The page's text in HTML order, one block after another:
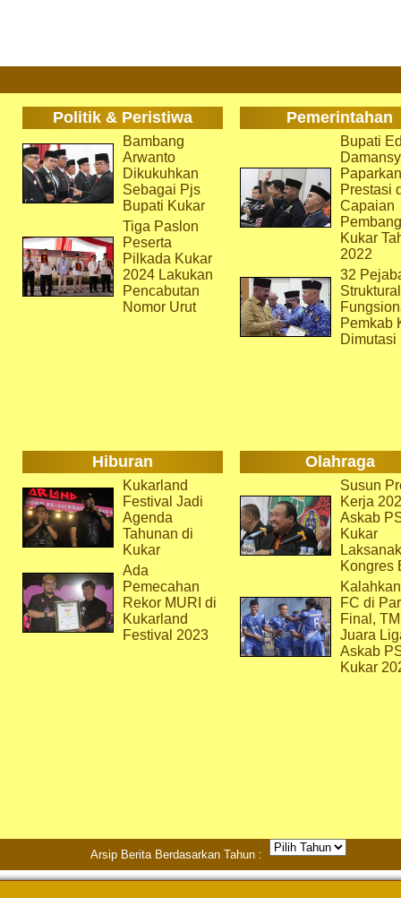
Politik & Peristiwa Pemerintahan
Bambang
Arwanto
Dikukuhkan
Sebagai Pjs
Bupati Kukar
Tiga Paslon
Peserta
Pilkada Kukar
2024 Lakukan
Pencabutan
Nomor Urut
Bupati
Paparkan
Prestasi
Capaian
Kukar
2022
32
Pemkab
Dimutasi
Hiburan Olahraga
Kukarland
Festival Jadi
Agenda
Tahunan di
Kukar
Ada
Pemecahan
Rekor MURI di
Kukarland
Festival 2023
Susun
Kerja
Askab
Kukar
Kongres
FC di
Final,
Juara
Askab
Kukar
Arsip Berita Berdasarkan Tahun :